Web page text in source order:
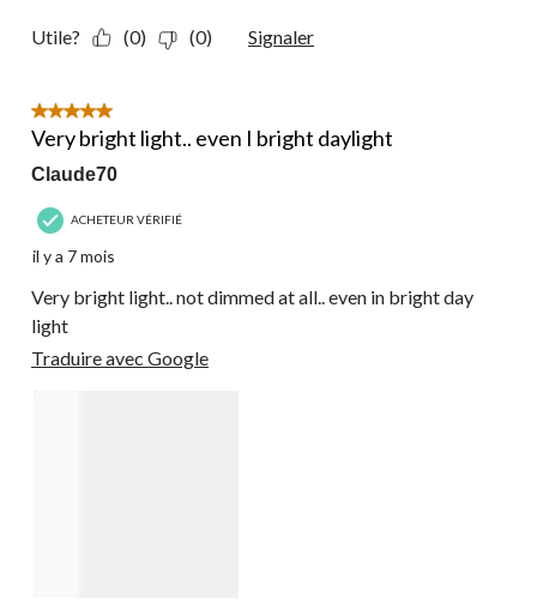
Utile? (0) (0) Signaler
5 étoile(s) sur 5.
Very bright light.. even I bright daylight
Claude70
ACHETEUR VÉRIFIÉ
il y a 7 mois
Very bright light.. not dimmed at all.. even in bright day
light
Traduire avec Google